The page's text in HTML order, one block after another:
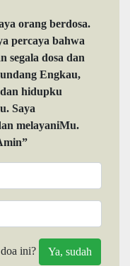
orang berdosa.
percaya bahwa
segala dosa dan
Engkau,
hidupku
Saya
melayaniMu.
ini?